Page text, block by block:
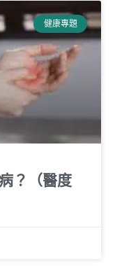
健康專題
？（醫度